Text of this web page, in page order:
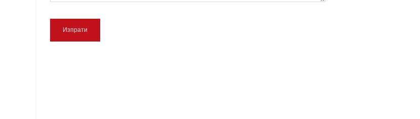
Изпрати